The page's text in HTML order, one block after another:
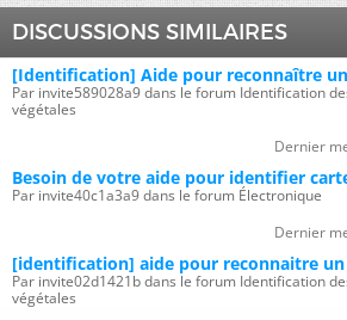
DISCUSSIONS SIMILAIRES
[Identification] Aide pour reconnaître
Par invite589028a9 dans le forum Identification
végétales
Dernier
Besoin de votre aide pour identifier
Par invite40c1a3a9 dans le forum Électronique
Dernier
[identification] aide pour reconnaitre
Par invite02d1421b dans le forum Identification
végétales